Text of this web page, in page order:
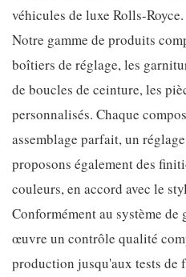
véhicules de luxe Rolls-Royce.
Notre gamme de produits
boîtiers de réglage, les
de boucles de ceinture, les
personnalisés. Chaque
assemblage parfait, un
proposons également des
couleurs, en accord avec le
Conformément au système
œuvre un contrôle qualité
production jusqu'aux tests de